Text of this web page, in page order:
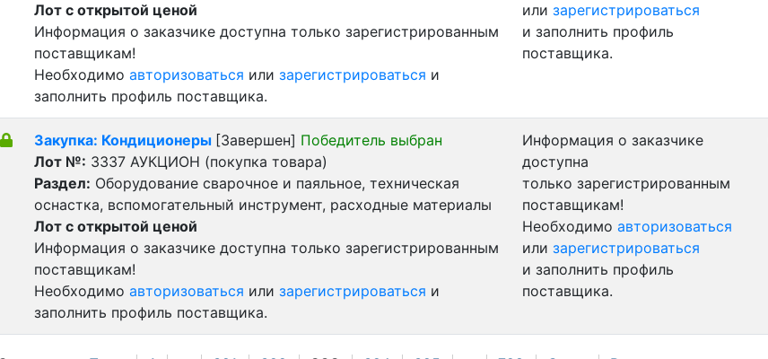
Лот с открытой ценой
Информация о заказчике доступна только зарегистрированным
поставщикам!
Необходимо авторизоваться или зарегистрироваться и
заполнить профиль поставщика.
или зарегистрироваться
и заполнить профиль
поставщика.
Закупка: Кондиционеры [Завершен] Победитель выбран
Лот №: 3337 АУКЦИОН (покупка товара)
Раздел: Оборудование сварочное и паяльное, техническая
оснастка, вспомогательный инструмент, расходные материалы
Лот с открытой ценой
Информация о заказчике доступна только зарегистрированным
поставщикам!
Необходимо авторизоваться или зарегистрироваться и
заполнить профиль поставщика.
Информация о заказчике
доступна
только зарегистрированным
поставщикам!
Необходимо авторизоваться
или зарегистрироваться
и заполнить профиль
поставщика.